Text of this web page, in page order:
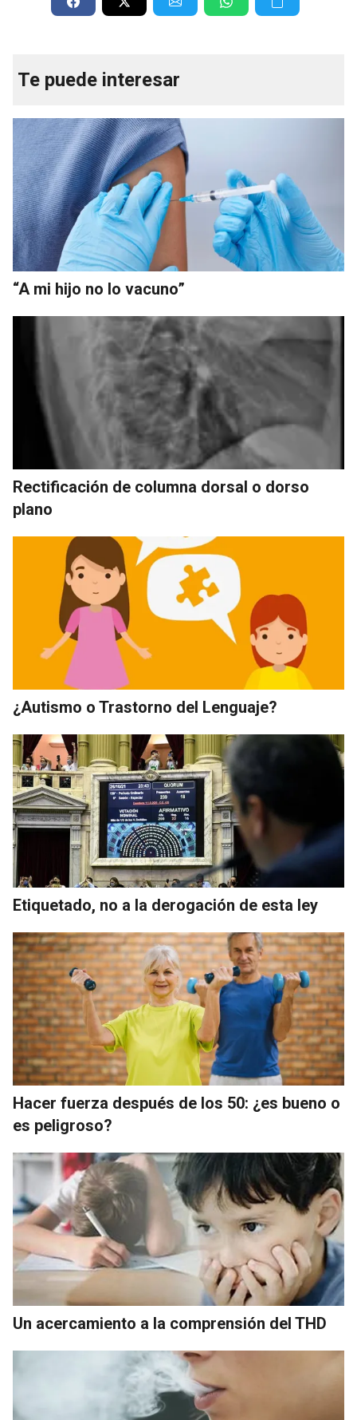
Te puede interesar
“A mi hijo no lo vacuno”
Rectificación de columna dorsal o dorso
plano
¿Autismo o Trastorno del Lenguaje?
Etiquetado, no a la derogación de esta ley
Hacer fuerza después de los 50: ¿es bueno o
es peligroso?
Un acercamiento a la comprensión del THD